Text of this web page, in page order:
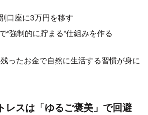
口座に3万円を移す
“強制的に貯まる”仕組みを作る
ったお金で自然に生活する習慣が身に
レスは「ゆるご褒美」で回避